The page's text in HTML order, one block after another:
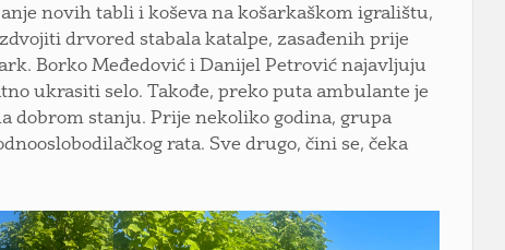
novih tabli i koševa na košarkaškom igralištu,
drvored stabala katalpe, zasađenih prije
Borko Međedović i Danijel Petrović najavljuju
ukrasiti selo. Takođe, preko puta ambulante je
dobrom stanju. Prije nekoliko godina, grupa
rata. Sve drugo, čini se, čeka